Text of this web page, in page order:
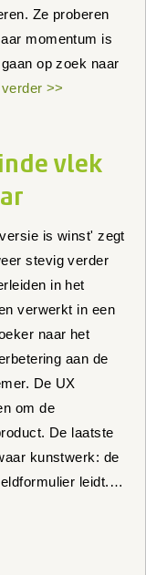
Ze proberen
momentum is
op zoek naar
>>
vlek
is winst' zegt
stevig verder
in het
verwerkt in een
naar het
aan de
De UX
om de
De laatste
kunstwerk: de
leidt.…